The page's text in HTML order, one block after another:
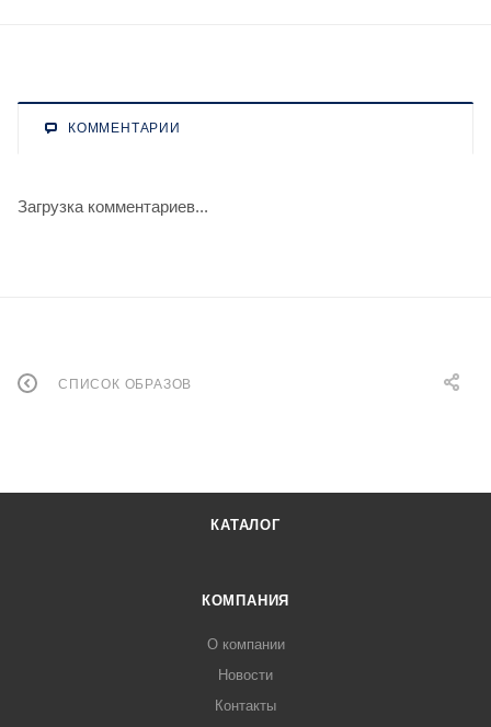
КОММЕНТАРИИ
Загрузка комментариев...
СПИСОК ОБРАЗОВ
КАТАЛОГ
КОМПАНИЯ
О компании
Новости
Контакты